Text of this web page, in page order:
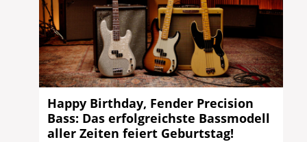
Happy Birthday, Fender Precision
Bass: Das erfolgreichste Bassmodell
aller Zeiten feiert Geburtstag!